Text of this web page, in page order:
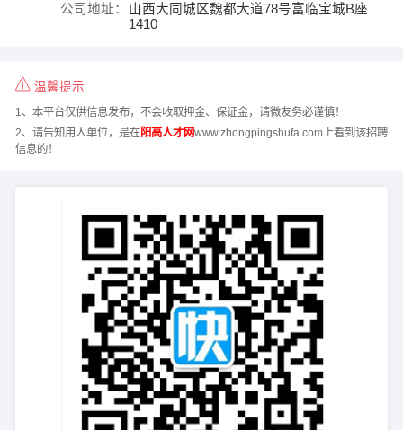
公司地址：
山西大同城区魏都大道78号富临宝城B座
1410
温馨提示
1、本平台仅供信息发布，不会收取押金、保证金，请微友务必谨慎！
2、请告知用人单位，是在阳高人才网www.zhongpingshufa.com上看到该招聘
信息的！